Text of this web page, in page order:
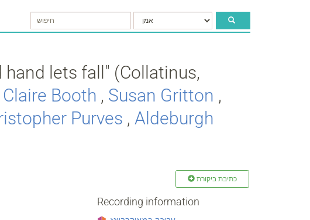
hand lets fall" (Collatinus,
Claire Booth , Susan Gritton ,
Purves , Aldeburgh
כתיבת ביקורת
Recording information